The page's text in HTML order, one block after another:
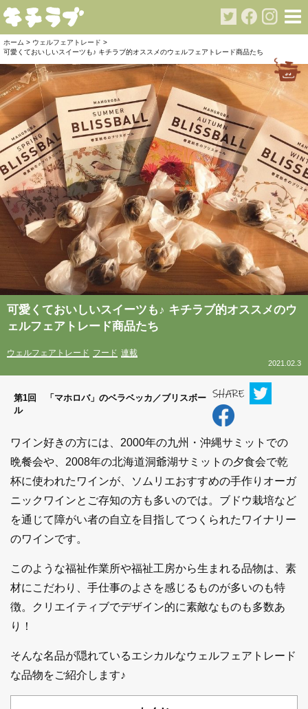
ホーム > ウェルフェアトレード >
可愛くておいしいスイーツも♪ キチラブ的オススメのウェルフェアトレード商品たち
可愛くておいしいスイーツも♪ キチラブ的オススメのウ
ェルフェアトレード商品たち
ウェルフェアトレード フード 連載
2021.02.3
第1回 「マホロバ」のベラベッカ／ブリスボー
ル
ワイン好きの方には、2000年の九州・沖縄サミットでの
晩餐会や、2008年の北海道洞爺湖サミットの夕食会で乾
杯に使われたワインが、ソムリエおすすめの手作りオーガ
ニックワインとご存知の方も多いのでは。ブドウ栽培など
を通じて障がい者の自立を目指してつくられたワイナリー
のワインです。
このような福祉作業所や福祉工房から生まれる品物は、素
材にこだわり、手仕事のよさを感じるものが多いのも特
徴。クリエイティブでデザイン的に素敵なものも多数あ
り！
そんな名品が隠れているエシカルなウェルフェアトレード
な品物をご紹介します♪